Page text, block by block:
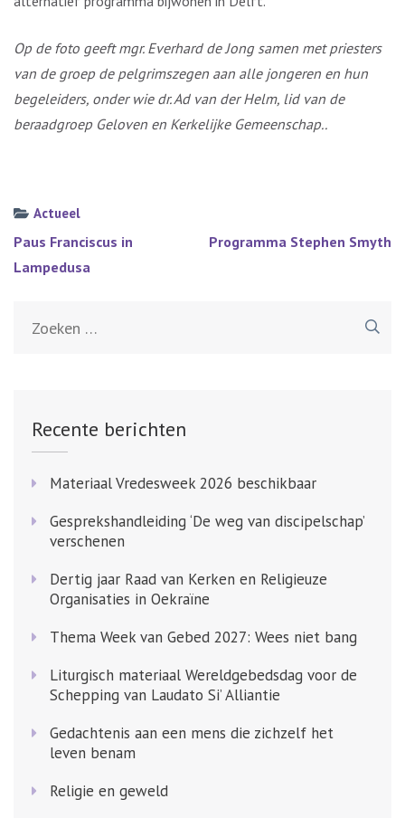
Op de foto geeft mgr. Everhard de Jong samen met priesters
van de groep de pelgrimszegen aan alle jongeren en hun
begeleiders, onder wie dr. Ad van der Helm, lid van de
beraadgroep Geloven en Kerkelijke Gemeenschap..
Actueel
Bericht
navigatie
Paus Franciscus in
Lampedusa
Programma Stephen Smyth
Recente berichten
Materiaal Vredesweek 2026 beschikbaar
Gesprekshandleiding ‘De weg van discipelschap’
verschenen
Dertig jaar Raad van Kerken en Religieuze
Organisaties in Oekraïne
Thema Week van Gebed 2027: Wees niet bang
Liturgisch materiaal Wereldgebedsdag voor de
Schepping van Laudato Si’ Alliantie
Gedachtenis aan een mens die zichzelf het
leven benam
Religie en geweld